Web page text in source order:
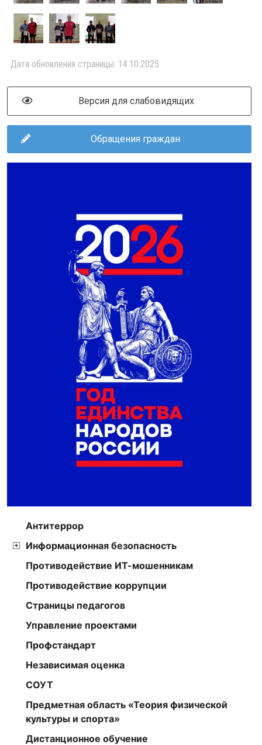
Дата обновления страницы: 14.10.2025
Версия для слабовидящих
Обращения граждан
Антитеррор
Информационная безопасность
Противодействие ИТ-мошенникам
Противодействие коррупции
Страницы педагогов
Управление проектами
Профстандарт
Независимая оценка
СОУТ
Предметная область «Теория физической
культуры и спорта»
Дистанционное обучение